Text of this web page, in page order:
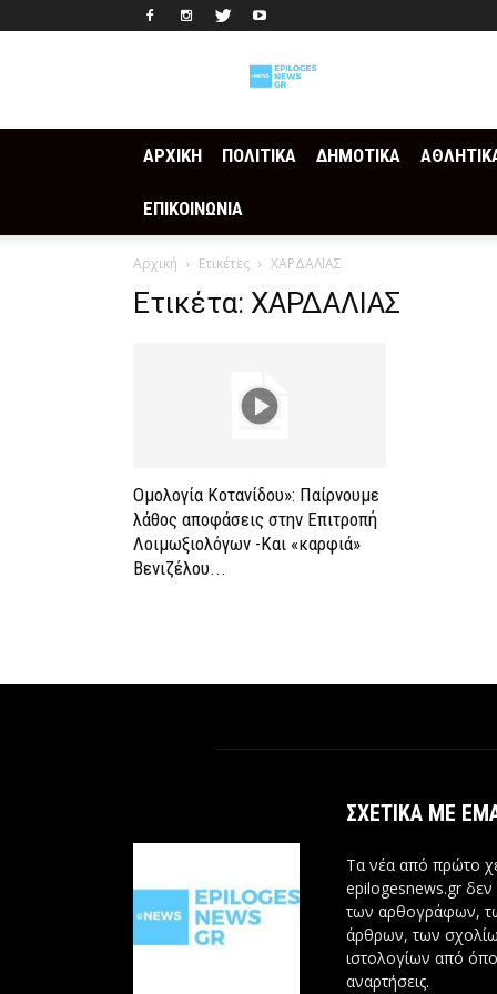
ΑΡΧΙΚΗ ΠΟΛΙΤΙΚΑ ΔΗΜΟΤΙΚΑ
ΕΠΙΚΟΙΝΩΝΙΑ
Αρχική Ετικέτες ΧΑΡΔΑΛΙΑΣ
Ετικέτα: ΧΑΡΔΑΛΙΑΣ
Ομολογία Κοτανίδου»: Παίρνουμε
λάθος αποφάσεις στην Επιτροπή
Λοιμωξιολόγων -Και «καρφιά»
Βενιζέλου...
ΣΧΕΤΙΚΆ ΜΕ
Τα νέα από πρώτο
epilogesnews.gr δεν
των αρθογράφων,
άρθρων, των
ιστολογίων από
αναρτήσεις.